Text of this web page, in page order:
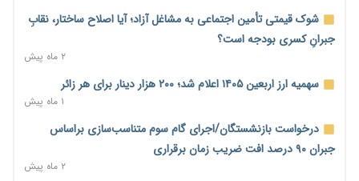
بنگاه‌داری بانک‌ها؛ مانع بزرگ خانه‌دار شدن مستأجران
نماینده مجلس: توسعه مرزهای زمینی به راهبرد تأمین کالاهای
اساسی تبدیل شود
خانه کارگر قزوین: شکاف دستمزد و هزینه معیشت هر روز عمیق‌تر
می‌شود
شوک قیمتی تأمین اجتماعی به مشاغل آزاد؛ آیا اصلاح ساختار، نقابِ
جبرانِ کسری بودجه است؟
۲ ماه پیش
سهمیه ارز اربعین ۱۴۰۵ اعلام شد؛ ۲۰۰ هزار دینار برای هر زائر
۱ ماه پیش
درخواست بازنشستگان/اجرای گام سوم متناسب‌سازی براساس
جبران ۹۰ درصد افت ضریب زمان برقراری
۲ ماه پیش